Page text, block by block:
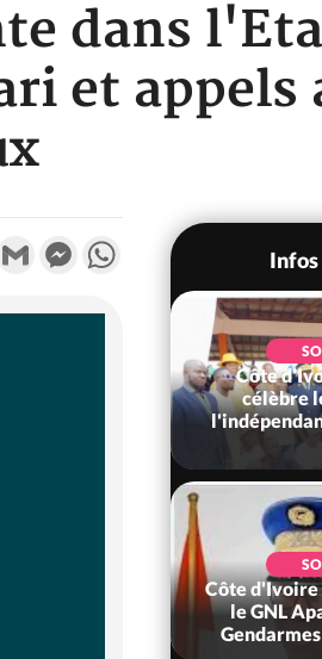
dans
et appels
Email Gmail MessengerWhatsApp
Infos
Côte
Djahan
Côte
résiduels
sociétés